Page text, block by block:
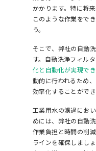
かかります。特に将
このような作業をで
う。
そこで、弊社の自動
す。自動洗浄フィル
化と自動化が実現で
動的に行われるため
効率化することができ
工業用水の濾過にお
めには、弊社の自動
作業負担と時間の削
ラインを確保しまし